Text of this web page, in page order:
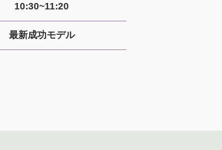
10:30~11:20
最新成功モデル